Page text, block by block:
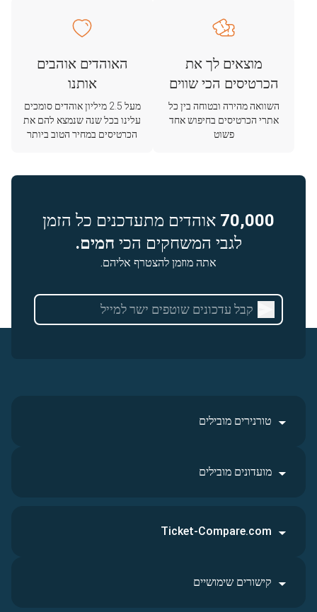
מוצאים לך את
הכרטיסים הכי שווים
השוואה מהירה ובטוחה בין כל
אתרי הכרטיסים בחיפוש אחד
פשוט
האוהדים אוהבים
אותנו
מעל 2.5 מיליון אוהדים סומכים
עלינו בכל שנה שנמצא להם את
הכרטיסים במחיר הטוב ביותר
70,000 אוהדים מתעדכנים כל הזמן
לגבי המשחקים הכי חמים.
אתה מוזמן להצטרף אליהם.
טורנירים מובילים
מועדונים מובילים
Ticket-Compare.com
קישורים שימושיים